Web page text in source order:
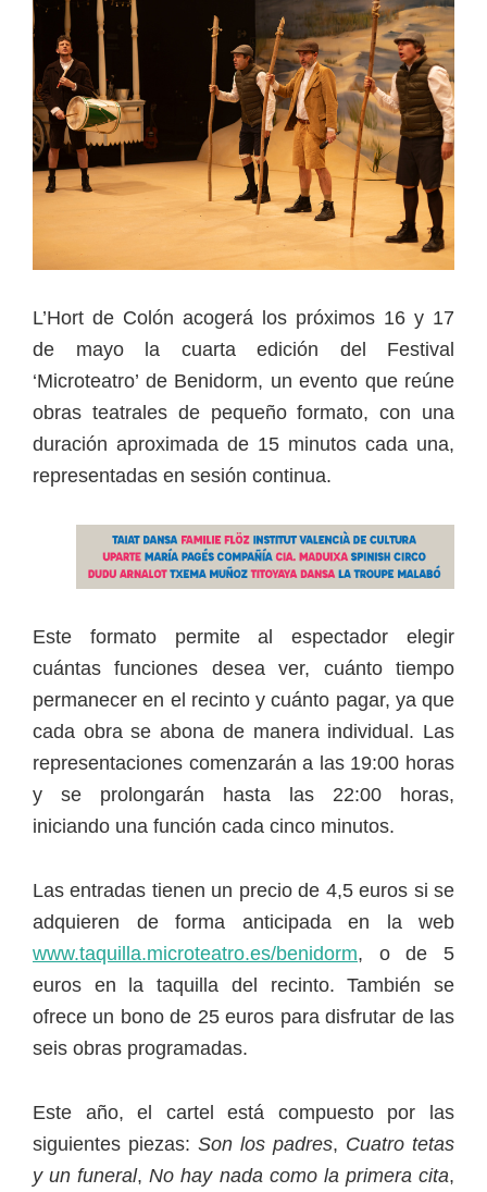
L’Hort de Colón acogerá los próximos 16 y 17
de mayo la cuarta edición del Festival
‘Microteatro’ de Benidorm, un evento que reúne
obras teatrales de pequeño formato, con una
duración aproximada de 15 minutos cada una,
representadas en sesión continua.
Este formato permite al espectador elegir
cuántas funciones desea ver, cuánto tiempo
permanecer en el recinto y cuánto pagar, ya que
cada obra se abona de manera individual. Las
representaciones comenzarán a las 19:00 horas
y se prolongarán hasta las 22:00 horas,
iniciando una función cada cinco minutos.
Las entradas tienen un precio de 4,5 euros si se
adquieren de forma anticipada en la web
www.taquilla.microteatro.es/benidorm, o de 5
euros en la taquilla del recinto. También se
ofrece un bono de 25 euros para disfrutar de las
seis obras programadas.
Este año, el cartel está compuesto por las
siguientes piezas: Son los padres, Cuatro tetas
y un funeral,No hay nada como la primera cita,